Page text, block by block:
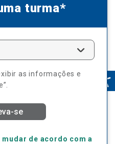
turma*
as informações e
se
de acordo com a